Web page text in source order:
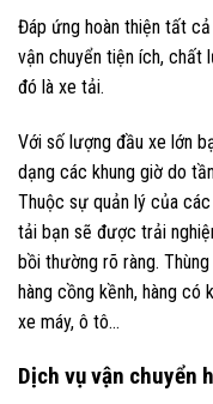
Đáp ứng hoàn thiện tất
vận chuyển tiện ích, chất
đó là xe tải.
Với số lượng đầu xe lớn
dạng các khung giờ do
Thuộc sự quản lý của
tải bạn sẽ được trải
bồi thường rõ ràng.
hàng cồng kềnh, hàng có
xe máy, ô tô…
Dịch vụ vận chuyển